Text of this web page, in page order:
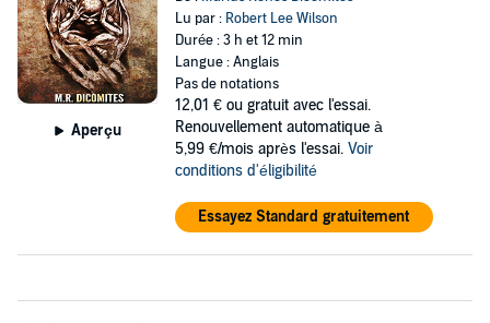
Aperçu
Lu par : Robert Lee Wilson
Durée : 3 h et 12 min
Langue : Anglais
Pas de notations
12,01 € ou gratuit avec l'essai.
Renouvellement automatique à
5,99 €/mois après l'essai. Voir
conditions d'éligibilité
Essayez Standard gratuitement